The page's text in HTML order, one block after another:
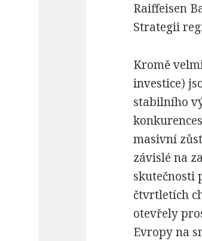
Raiffeisen
Strategii
Kromě
investice)
stabilního
masivní
závislé na
skutečnosti
čtvrtletích
otevřely
Evropy na